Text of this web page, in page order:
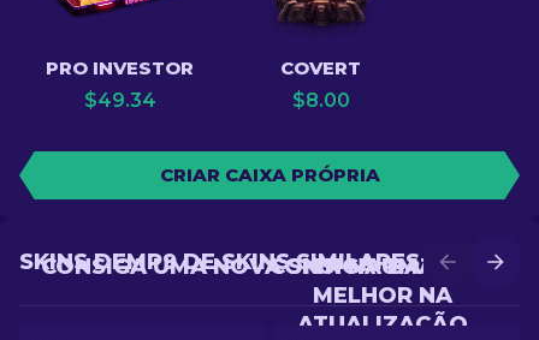
PRO INVESTOR
$49.34
COVERT
$8.00
CRIAR CAIXA PRÓPRIA
CONSIGA UMA SKIN
MELHOR NA
ATUALIZAÇÃO
CONSIGA UMA NOVA SKIN NA BATALHA
SKINS DEMP9 DE SKINS SIMILARES